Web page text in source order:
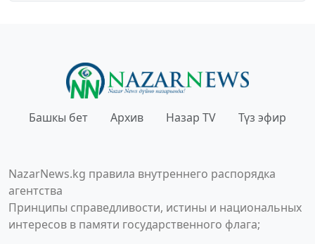
Башкы бет Архив Назар TV Түз эфир
NazarNews.kg правила внутреннего распорядка
агентства
Принципы справедливости, истины и национальных
интересов в памяти государственного флага;